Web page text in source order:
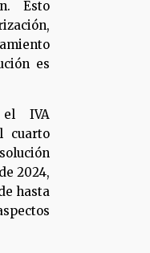
Esto
es
IVA
cuarto
2024,
hasta